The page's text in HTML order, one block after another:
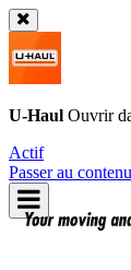
U-Haul Ouvrir
Actif
Passer au